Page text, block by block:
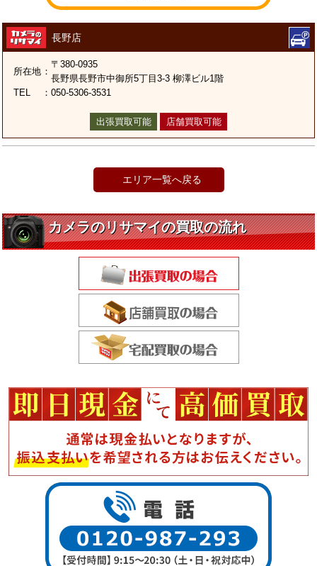
長野店
所在地 ：
〒380-0935
長野県長野市中御所5丁目3-3 柳澤ビル1階
TEL
： 050-5306-3531
出張買取可能 店舗買取可能
エリア一覧へ戻る